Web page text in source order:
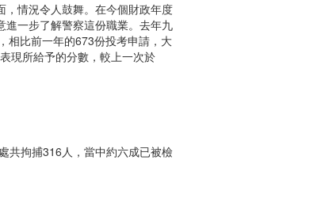
情況令人鼓舞。在今個財政年度
進一步了解警察這份職業。去年九
相比前一年的673份投考申請，大
現所給予的分數，較上一次於
共拘捕316人，當中約六成已被檢